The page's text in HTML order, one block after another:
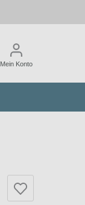
Mein Konto